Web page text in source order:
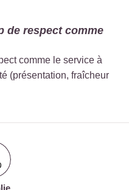
de respect comme
comme le service à
(présentation, fraîcheur